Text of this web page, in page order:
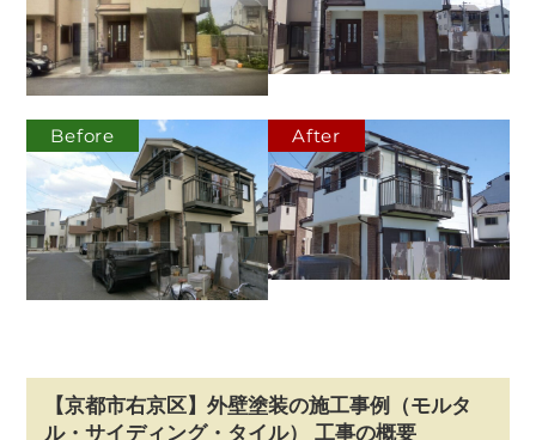
【京都市右京区】外壁塗装の施工事例（モルタ
ル・サイディング・タイル） 工事の概要